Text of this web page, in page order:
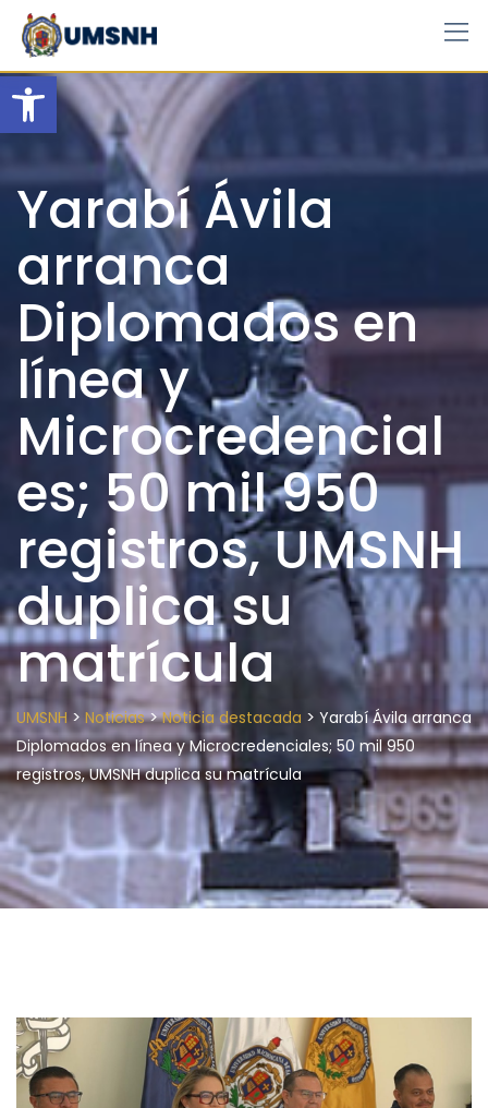
Open toolbar
Skip
content
Yarabí Ávila
arranca
Diplomados en
línea y
Microcredencial
es; 50 mil 950
registros, UMSNH
duplica su
matrícula
UMSNH > Noticias>Noticia destacada > Yarabí Ávila arranca
Diplomados en línea y Microcredenciales; 50 mil 950
registros, UMSNH duplica su matrícula